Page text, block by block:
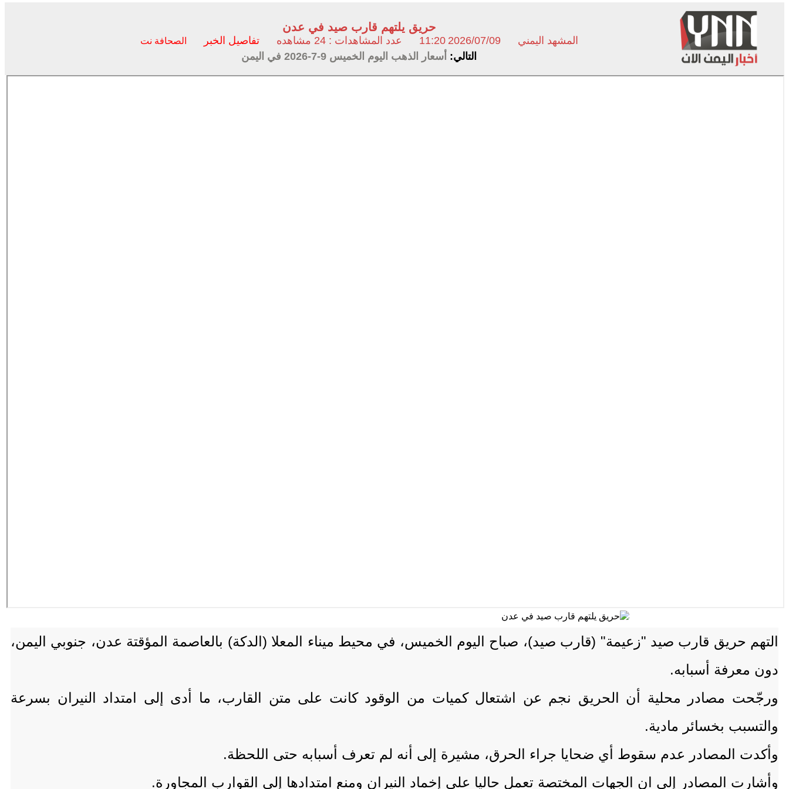
حريق يلتهم قارب صيد في عدن
المشهد اليمني 2026/07/09
11:20 عدد المشاهدات : 24 مشاهده تفاصيل الخبر الصحافة نت
التالي: أسعار الذهب اليوم الخميس 9-7-2026 في اليمن
التهم حريق قارب صيد "زعيمة" (قارب صيد)، صباح اليوم الخميس، في محيط ميناء المعلا (الدكة) بالعاصمة المؤقتة عدن، جنوبي اليمن،
دون معرفة أسبابه.
ورجّحت مصادر محلية أن الحريق نجم عن اشتعال كميات من الوقود كانت على متن القارب، ما أدى إلى امتداد النيران بسرعة
والتسبب بخسائر مادية.
وأكدت المصادر عدم سقوط أي ضحايا جراء الحرق، مشيرة إلى أنه لم تعرف أسبابه حتى اللحظة.
وأشارت المصادر إلى ان الجهات المختصة تعمل حاليا على إخماد النيران ومنع امتدادها إلى القوارب المجاورة.